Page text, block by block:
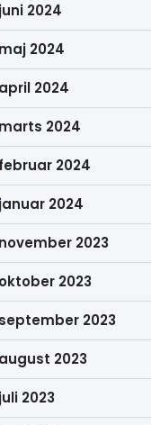
juni 2024
maj 2024
april 2024
marts 2024
februar 2024
januar 2024
november 2023
oktober 2023
september 2023
august 2023
juli 2023